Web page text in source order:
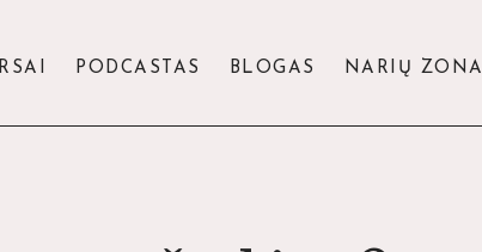
PODCASTAS BLOGAS NARIŲ ZONA